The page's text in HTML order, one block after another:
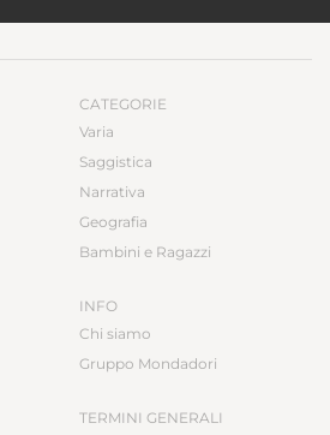
CATEGORIE
Varia
Saggistica
Narrativa
Geografia
Bambini e Ragazzi
INFO
Chi siamo
Gruppo Mondadori
TERMINI GENERALI